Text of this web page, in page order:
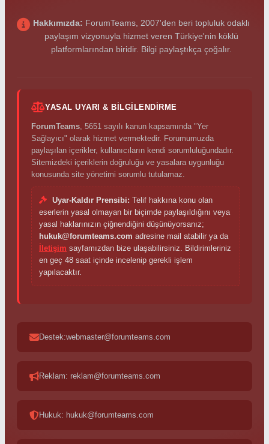
Hakkımızda: ForumTeams, 2007'den beri topluluk odaklı
paylaşım vizyonuyla hizmet veren Türkiye'nin köklü
platformlarından biridir. Bilgi paylaştıkça çoğalır.
YASAL UYARI & BILGILENDIRME
ForumTeams, 5651 sayılı kanun kapsamında "Yer
Sağlayıcı" olarak hizmet vermektedir. Forumumuzda
paylaşılan içerikler, kullanıcıların kendi sorumluluğundadır.
Sitemizdeki içeriklerin doğruluğu ve yasalara uygunluğu
konusunda site yönetimi sorumlu tutulamaz.
Uyar-Kaldır Prensibi: Telif hakkına konu olan
eserlerin yasal olmayan bir biçimde paylaşıldığını veya
yasal haklarınızın çiğnendiğini düşünüyorsanız;
hukuk@forumteams.com adresine mail atabilir ya da
İletişim sayfamızdan bize ulaşabilirsiniz. Bildirimleriniz
en geç 48 saat içinde incelenip gerekli işlem
yapılacaktır.
Destek:webmaster@forumteams.com
Reklam: reklam@forumteams.com
Hukuk: hukuk@forumteams.com